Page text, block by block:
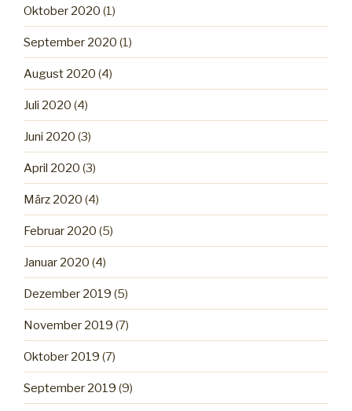
Oktober 2020 (1)
September 2020 (1)
August 2020 (4)
Juli 2020 (4)
Juni 2020 (3)
April 2020 (3)
März 2020 (4)
Februar 2020 (5)
Januar 2020 (4)
Dezember 2019 (5)
November 2019 (7)
Oktober 2019 (7)
September 2019 (9)